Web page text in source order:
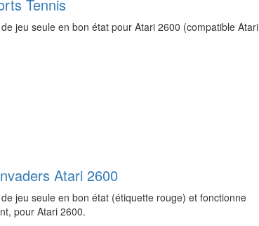
Tennis
jeu seule en bon état pour Atari 2600 (compatible Atari
Atari 2600
jeu seule en bon état (étiquette rouge) et fonctionne
pour Atari 2600.